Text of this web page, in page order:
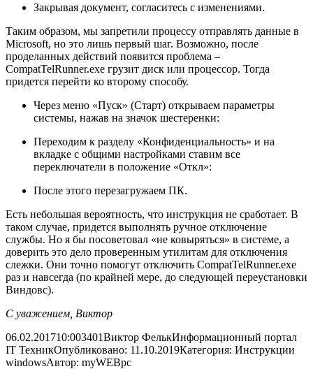
Закрывая документ, согласитесь с изменениями.
Таким образом, мы запретили процессу отправлять данные в
Microsoft, но это лишь первый шаг. Возможно, после
проделанных действий появится проблема –
CompatTelRunner.exe грузит диск или процессор. Тогда
придется перейти ко второму способу.
Через меню «Пуск» (Старт) открываем параметры
системы, нажав на значок шестеренки:
Переходим к разделу «Конфиденциальность» и на
вкладке с общими настройками ставим все
переключатели в положение «Откл»:
После этого перезагружаем ПК.
Есть небольшая вероятность, что инструкция не сработает. В
таком случае, придется выполнять ручное отключение
службы. Но я бы посоветовал «не ковыряться» в системе, а
доверить это дело проверенным утилитам для отключения
слежки. Они точно помогут отключить CompatTelRunner.exe
раз и навсегда (по крайней мере, до следующей переустановки
Виндовс).
С уважением, Виктор
06.02.201710:003401Виктор ФелькИнформационный портал
IT ТехникОпубликовано: 11.10.2019Категория: Инструкции
windowsАвтор: myWEBpc